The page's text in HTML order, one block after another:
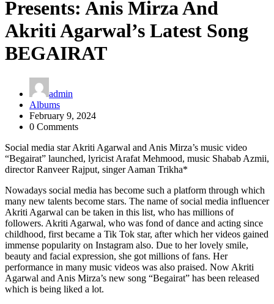
Presents: Anis Mirza And
Akriti Agarwal’s Latest Song
BEGAIRAT
admin
Albums
February 9, 2024
0 Comments
Social media star Akriti Agarwal and Anis Mirza’s music video
“Begairat” launched, lyricist Arafat Mehmood, music Shabab Azmii,
director Ranveer Rajput, singer Aaman Trikha*
Nowadays social media has become such a platform through which
many new talents become stars. The name of social media influencer
Akriti Agarwal can be taken in this list, who has millions of
followers. Akriti Agarwal, who was fond of dance and acting since
childhood, first became a Tik Tok star, after which her videos gained
immense popularity on Instagram also. Due to her lovely smile,
beauty and facial expression, she got millions of fans. Her
performance in many music videos was also praised. Now Akriti
Agarwal and Anis Mirza’s new song “Begairat” has been released
which is being liked a lot.